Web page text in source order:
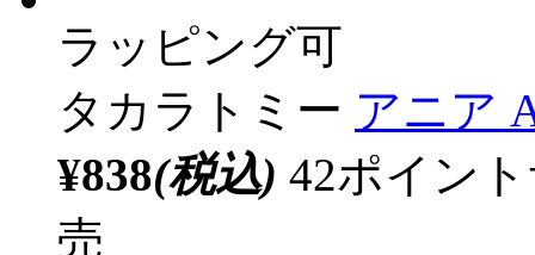
ラッピング可
タカラトミー アニア
¥838(税込) 42ポイン
売